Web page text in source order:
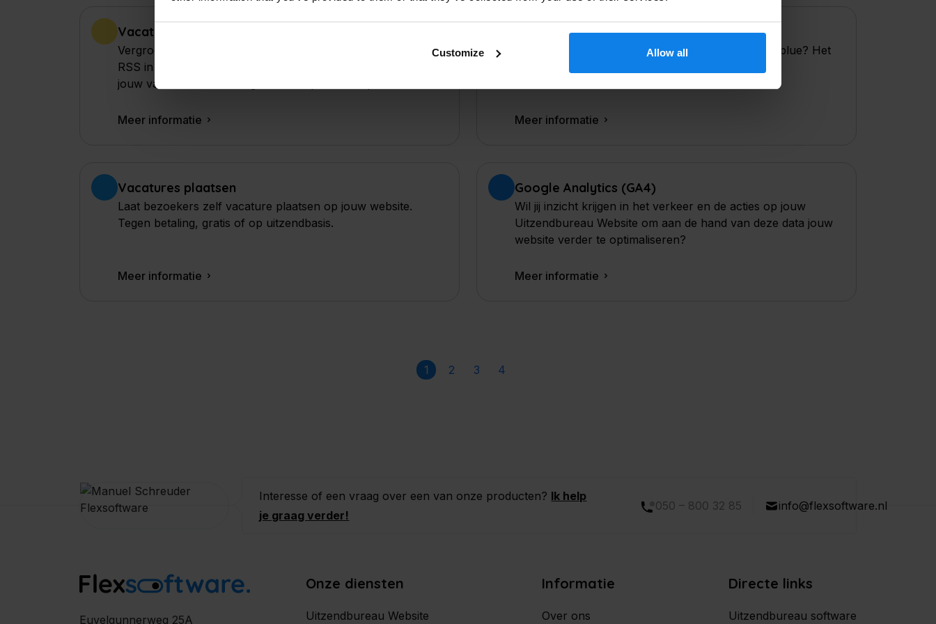
Customize Allow all
Vacature RSS
Vergroot het bereik van jouw vacatures met onze vacature
RSS in jouw uitzendbureau website. Zodat andere jobboards
jouw vacatures eenvoudig kunnen ophalen en plaatsen.
Meer informatie
Kandidaten RSS
Jouw kandidaten koppelen aan MailChimp of Mailblue? Het
Meer informatie
Vacatures plaatsen
Laat bezoekers zelf vacature plaatsen op jouw website.
Tegen betaling, gratis of op uitzendbasis.
Meer informatie
Google Analytics (GA4)
Wil jij inzicht krijgen in het verkeer en de acties op jouw
Uitzendbureau Website om aan de hand van deze data jouw
website verder te optimaliseren?
Meer informatie
1 2 3 4
Interesse of een vraag over een van onze producten? Ik help
je graag verder!
050 – 800 32 85 info@flexsoftware.nl
Euvelgunnerweg 25A
Onze diensten
Uitzendbureau Website
Informatie
Over ons
Directe links
Uitzendbureau software